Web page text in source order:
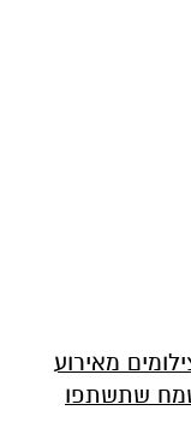
מאירוע
שתשתפו